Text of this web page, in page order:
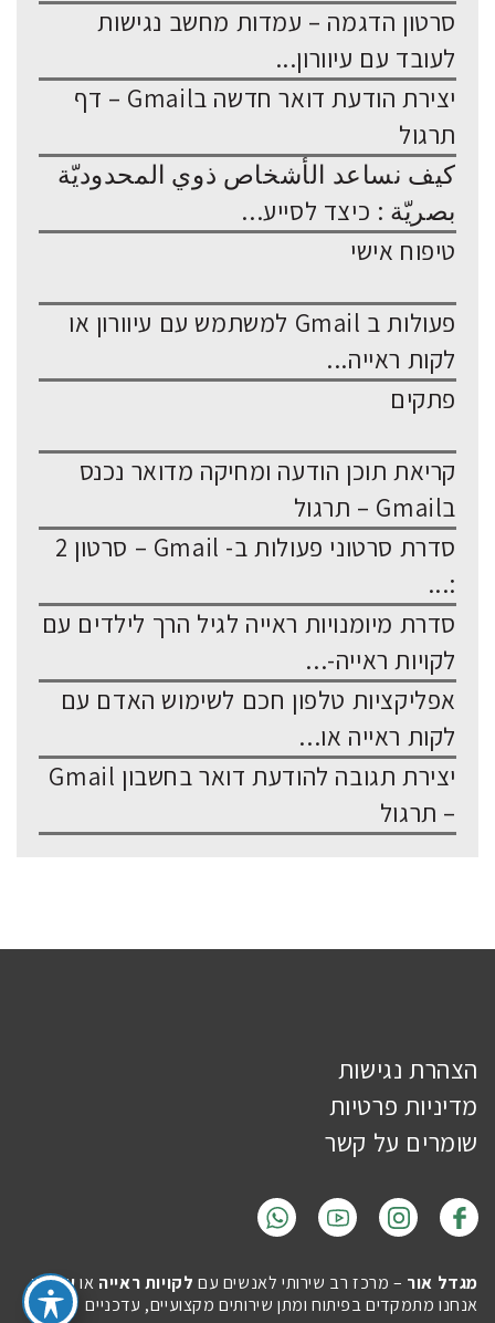
סרטון הדגמה – עמדות מחשב נגישות
לעובד עם עיוורון...
יצירת הודעת דואר חדשה בGmail – דף
תרגול
كيف نساعد الأشخاص ذوي المحدوديّة
بصريّة : כיצד לסייע...
טיפוח אישי
פעולות ב Gmail למשתמש עם עיוורון או
לקות ראייה...
פתקים
קריאת תוכן הודעה ומחיקה מדואר נכנס
בGmail – תרגול
סדרת סרטוני פעולות ב- Gmail – סרטון 2
:...
סדרת מיומנויות ראייה לגיל הרך לילדים עם
לקויות ראייה-...
אפליקציות טלפון חכם לשימוש האדם עם
לקות ראייה או...
יצירת תגובה להודעת דואר בחשבון Gmail
– תרגול
הצהרת נגישות
מדיניות פרטיות
שומרים על קשר
מגדל אור – מרכז רב שירותי לאנשים עם לקויות ראייה אועיוורון.
אנחנו מתמקדים בפיתוח ומתן שירותים מקצועיים, עדכניים